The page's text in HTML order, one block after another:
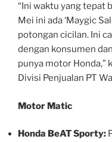
“Ini waktu yang tepat
Mei ini ada ‘Maygic
potongan cicilan. Ini
dengan konsumen
punya motor Honda,”
Divisi Penjualan PT
Motor Matic
Honda BeAT Sporty: